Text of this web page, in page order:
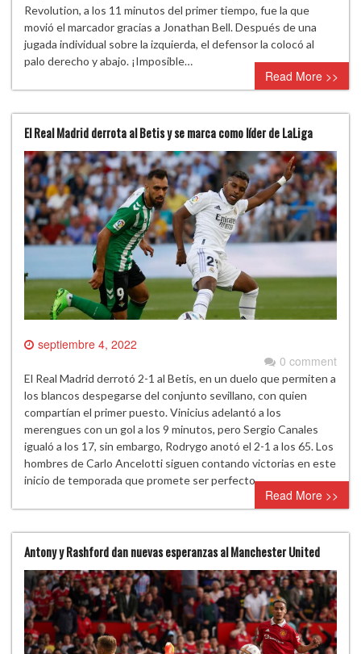
Revolution, a los 11 minutos del primer tiempo, fue la que
movió el marcador gracias a Jonathan Bell. Después de una
jugada individual sobre la izquierda, el defensor la colocó al
palo derecho y abajo. ¡Imposible…
Read More >>
El Real Madrid derrota al Betis y se marca como líder de LaLiga
septiembre 4, 2022
0 comment
El Real Madrid derrotó 2-1 al Betis, en un duelo que permiten a
los blancos despegarse del conjunto sevillano, con quien
compartían el primer puesto. Vinicius adelantó a los
merengues con un gol a los 9 minutos, pero Sergio Canales
igualó a los 17, sin embargo, Rodrygo anotó el 2-1 a los 65. Los
hombres de Carlo Ancelotti siguen contando victorias en este
inicio de temporada que promete ser perfecto.
Read More >>
Antony y Rashford dan nuevas esperanzas al Manchester United